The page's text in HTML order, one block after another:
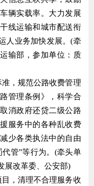
辆实载率。大力发展
线运输和城市配送衔
人业务加快发展。(牵
输部，参加单位：质
，规范公路收费管理
管理条例》，科学合
消政府还贷二级公路
服务中的各种乱收费
少各类执法中的自由
管”等行为。(牵头单
展改革委、公安部)
，清理不合理服务收